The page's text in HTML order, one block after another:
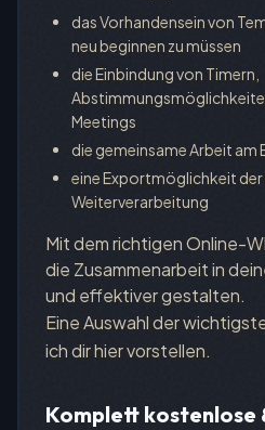
das Vorhandensein von
neu beginnen zu müssen
die Einbindung von Timern,
Meetings
die gemeinsame Arbeit am
eine Exportmöglichkeit der
Weiterverarbeitung
Mit dem richtigen Online-
die Zusammenarbeit in
und effektiver gestalten.
Eine Auswahl der
ich dir hier vorstellen.
Komplett kostenlose